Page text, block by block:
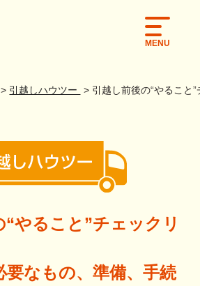
MENU
引越しハウツー 引越し前後の“やること
“やること”チェックリ
要なもの、準備、手続